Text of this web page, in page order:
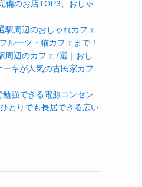
備のお店TOP3、おしゃ
駅周辺のおしゃれカフェ
ルーツ・猫カフェまで！
周辺のカフェ7選｜おし
キが人気の古民家カフ
強できる電源コンセン
とりでも長居できる広い